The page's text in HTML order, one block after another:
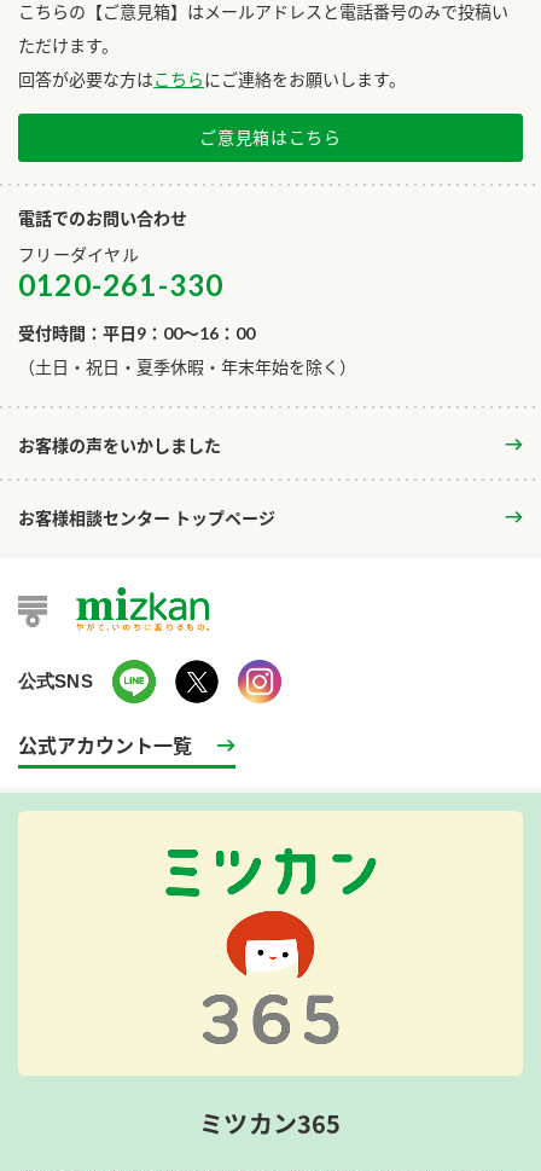
こちらの【ご意見箱】はメールアドレスと電話番号のみで投稿い
ただけます。
回答が必要な方はこちらにご連絡をお願いします。
ご意見箱はこちら
電話でのお問い合わせ
フリーダイヤル
0120-261-330
受付時間：平日9：00～16：00
​（土日・祝日・夏季休暇・年末年始を除く）
お客様の声をいかしました
お客様相談センター トップページ
公式SNS
公式アカウント一覧
ミツカン365